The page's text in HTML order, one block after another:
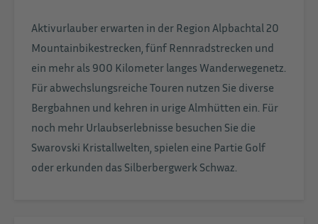
Aktivurlauber erwarten in der Region Alpbachtal 20
Mountainbikestrecken, fünf Rennradstrecken und
ein mehr als 900 Kilometer langes Wanderwegenetz.
Für abwechslungsreiche Touren nutzen Sie diverse
Bergbahnen und kehren in urige Almhütten ein. Für
noch mehr Urlaubserlebnisse besuchen Sie die
Swarovski Kristallwelten, spielen eine Partie Golf
oder erkunden das Silberbergwerk Schwaz.